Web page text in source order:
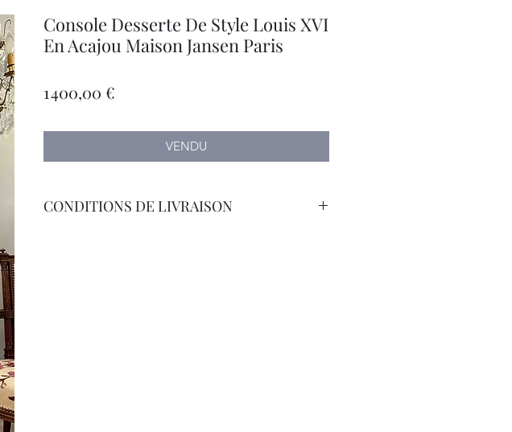
Console Desserte De Style Louis XVI
En Acajou Maison Jansen Paris
1 400,00 €
VENDU
CONDITIONS DE LIVRAISON